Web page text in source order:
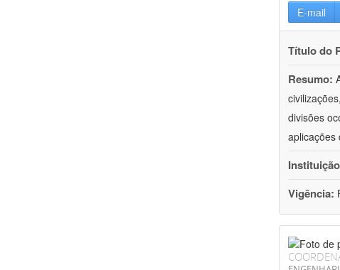
E-mail
Título do
Resumo:
divisões
aplicações
Vigência: